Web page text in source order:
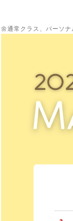
🌼通常クラス、パーソ